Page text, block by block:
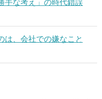
手な考え」の時代錯誤
は、会社での嫌なこと